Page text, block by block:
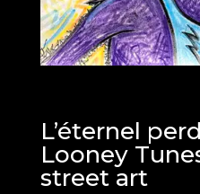
L’éternel
Looney
street art